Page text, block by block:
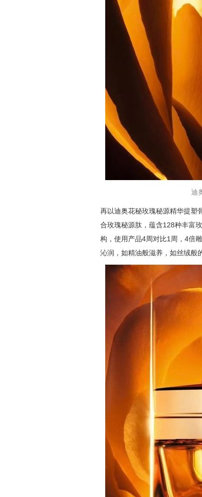
迪
再以迪奥花秘玫瑰秘源精华提塑
合玫瑰秘源肽，蕴含128种丰富
构，使用产品4周对比1周，4倍
沁润，如精油般滋养，如丝绒般